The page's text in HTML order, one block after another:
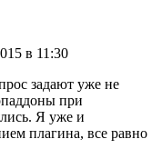
в 11:30
задают уже не
при
Я уже и
плагина, все равно